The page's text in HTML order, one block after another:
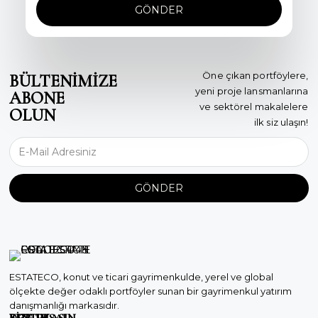
GÖNDER
BÜLTENİMİZE
ABONE
OLUN
Öne çıkan portföylere,
yeni proje lansmanlarına
ve sektörel makalelere
ilk siz ulaşın!
GÖNDER
ESTATECO, konut ve ticari gayrimenkulde, yerel ve global
ölçekte değer odaklı portföyler sunan bir gayrimenkul yatırım
danışmanlığı markasıdır.